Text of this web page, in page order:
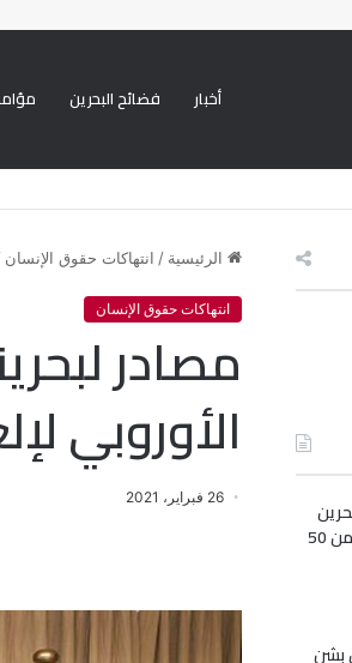
أخبار فضائح البحرين
اضطهاد ديني ممنهجة ضد الشيعة
الرئيسية / انتهاكات حقوق الإنسان
انتهاكات حقوق الإنسان
مصادر
الأوروبي
26 فبراير، 2021
استهداف الشيعة وإلغاء أكثر من 50
بشن